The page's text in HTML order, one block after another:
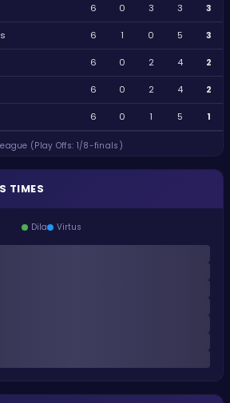
6 0 3 3 3
6 1 0 5 3
6 0 2 4 2
6 0 2 4 2
6 0 1 5 1
(Play Offs: 1/8-finals)
TIMES
Dila Virtus